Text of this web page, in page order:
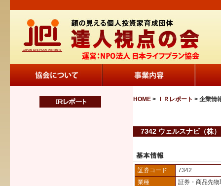
HOME > ＩＲレポート > 企業情
7342 ウェルスナビ（株）
証券コード
7342
業種
証券・商品先